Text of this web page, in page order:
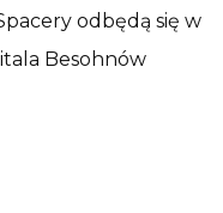
odbędą się w
Besohnów